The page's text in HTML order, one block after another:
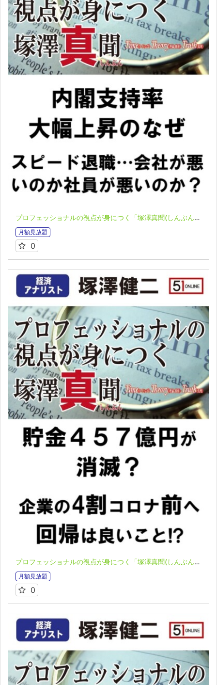
プロフェッショナルの視点が身につく「塚澤真聞(しんぶん)」(2023.04.17)
月額見放題
0
プロフェッショナルの視点が身につく「塚澤真聞(しんぶん)」(2023.04.24)
月額見放題
0